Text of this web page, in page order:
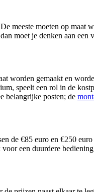
meeste moeten op
moet je denken aan
worden gemaakt en
speelt een rol in de
belangrijke posten; de
de €85 euro en €250
een duurdere